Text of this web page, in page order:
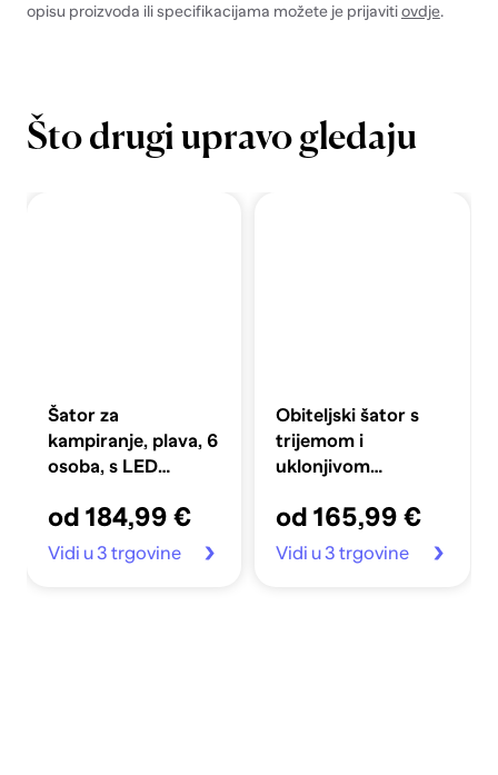
opisu proizvoda ili specifikacijama možete je prijavitiovdje.
Što drugi upravo gledaju
Šator za
kampiranje, plava, 6
osoba, s LED
x 212 cm
od 184,99 €
Vidi u 3 trgovine
Obiteljski šator s
trijemom i
uklonjivom
narančasta, 6
osoba
od 165,99 €
Vidi u 3 trgovine